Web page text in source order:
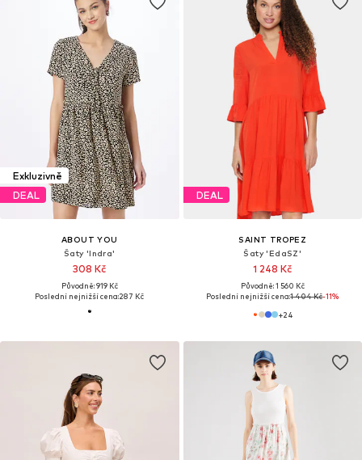
Exkluzivně
DEAL
ABOUT YOU
Šaty 'Indra'
308 Kč
Původně: 919 Kč
Poslední nejnižší cena:287 Kč
DEAL
SAINT TROPEZ
Šaty 'EdaSZ'
1 248 Kč
Původně: 1 560 Kč
Poslední nejnižší cena:1 404 Kč-11%
+24